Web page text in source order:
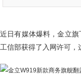
近日有媒体爆料，金立
工信部获得了入网许可，